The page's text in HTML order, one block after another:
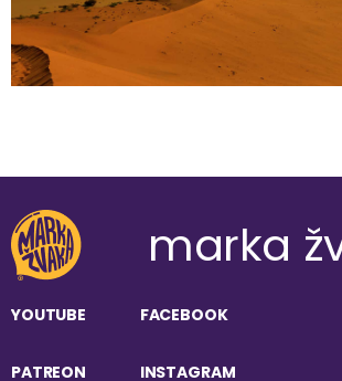
marka
YOUTUBE FACEBOOK
PATREON INSTAGRAM